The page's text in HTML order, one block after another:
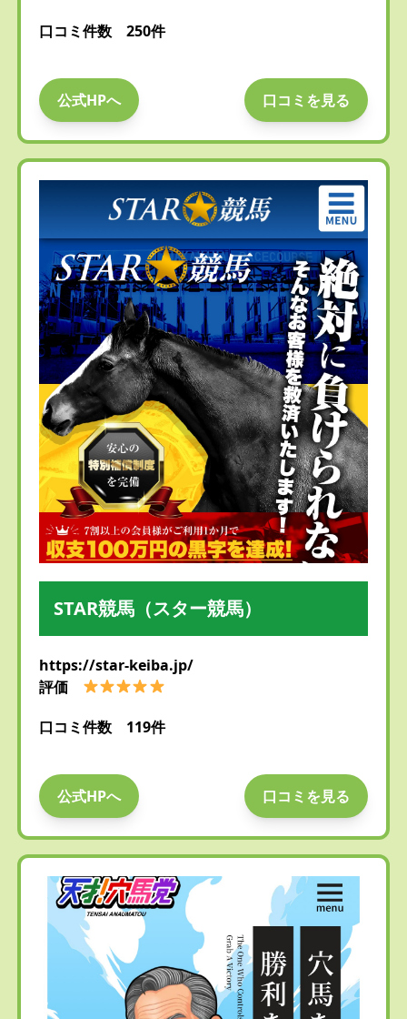
口コミ件数 250件
公式HPへ 口コミを見る
STAR競馬（スター競馬）
https://star-keiba.jp/
評価
口コミ件数 119件
公式HPへ 口コミを見る